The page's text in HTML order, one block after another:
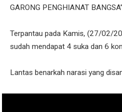
GARONG PENGHIANAT
Terpantau pada Kamis, (27/02/
sudah mendapat 4 suka dan 6
Lantas benarkah narasi yang